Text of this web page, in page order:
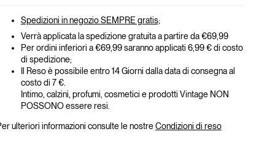
Spedizioni in negozio SEMPRE gratis;
Verrà applicata la spedizione gratuita a partire da €69,99
Per ordini inferiori a €69,99 saranno applicati 6,99 € di costo
di spedizione;
Il Reso è possibile entro 14 Giorni dalla data di consegna al
costo di 7 €.
Intimo, calzini, profumi, cosmetici e prodotti Vintage NON
POSSONO essere resi.
ulteriori informazioni consulte le nostreCondizioni di reso